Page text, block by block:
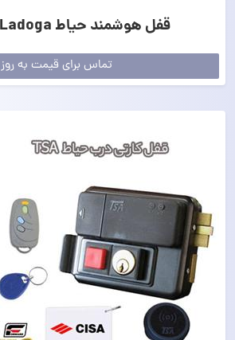
قفل هوشمند حیاط Ladoga هوم لاک
تماس برای قیمت به روز